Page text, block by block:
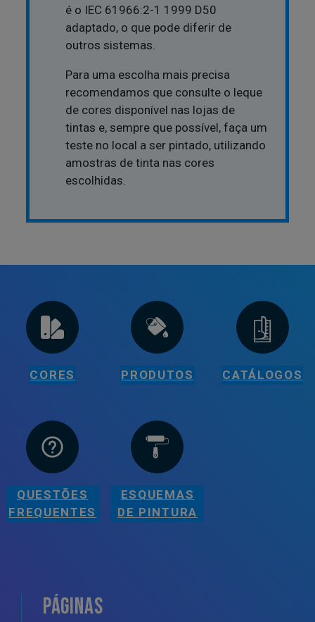
é o IEC 61966:2-1 1999 D50
adaptado, o que pode diferir de
outros sistemas.
Para uma escolha mais precisa
recomendamos que consulte o leque
de cores disponível nas lojas de
tintas e, sempre que possível, faça um
teste no local a ser pintado, utilizando
amostras de tinta nas cores
escolhidas.
CORES PRODUTOS CATÁLOGOS
QUESTÕES
FREQUENTES
ESQUEMAS
DE PINTURA
PÁGINAS